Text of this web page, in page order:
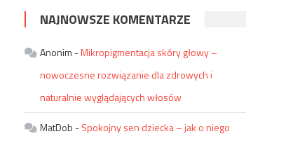
NAJNOWSZE KOMENTARZE
Anonim -Mikropigmentacja skóry głowy –
nowoczesne rozwiązanie dla zdrowych i
naturalnie wyglądających włosów
MatDob -Spokojny sen dziecka – jak o niego